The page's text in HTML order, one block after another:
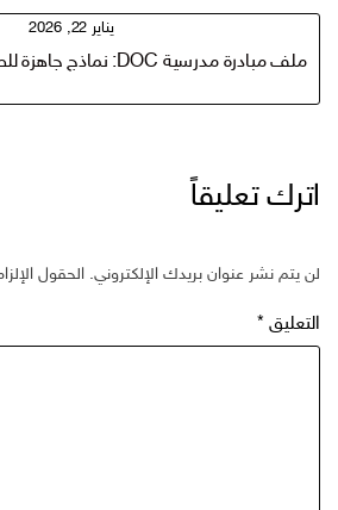
يناير 22, 2026
ملف مبادرة مدرسية DOC: نماذج جاهزة للطباعة وخطط مبادرات مدرسية ناجحة pdf
اترك تعليقاً
لن يتم نشر عنوان بريدك الإلكتروني. الحقول
التعليق *